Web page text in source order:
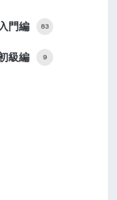
門編 83
級編 9